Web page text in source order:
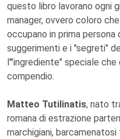
questo libro lavorano ogni
manager, ovvero coloro
occupano in prima persona
suggerimenti e i "segreti"
l'"ingrediente" speciale
compendio.
Matteo Tutilinatis, nato
romana di estrazione
marchigiani,